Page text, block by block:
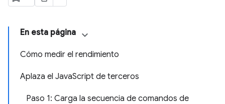
En esta página
Cómo medir el rendimiento
Aplaza el JavaScript de terceros
Paso 1: Carga la secuencia de comandos de